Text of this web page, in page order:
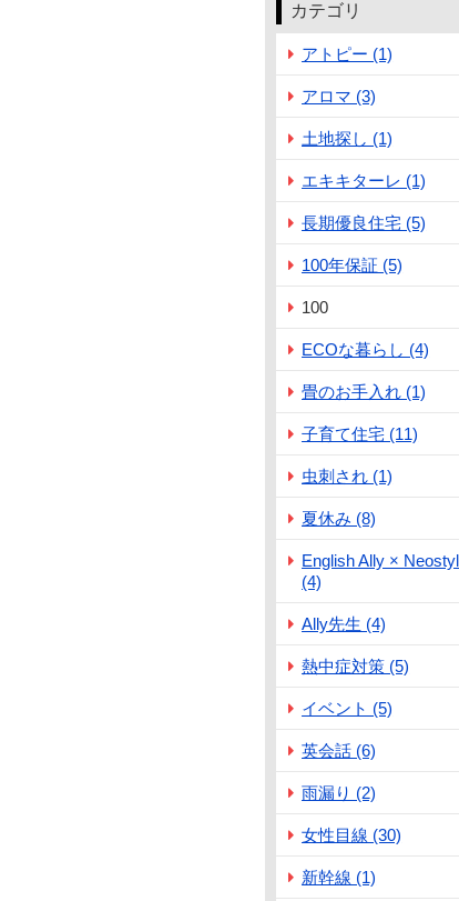
カテゴリ
アトピー (1)
アロマ (3)
土地探し (1)
エキキターレ (1)
長期優良住宅 (5)
100年保証 (5)
100
ECOな暮らし (4)
畳のお手入れ (1)
子育て住宅 (11)
虫刺され (1)
夏休み (8)
English Ally ×
(4)
Ally先生 (4)
熱中症対策 (5)
イベント (5)
英会話 (6)
雨漏り (2)
女性目線 (30)
新幹線 (1)